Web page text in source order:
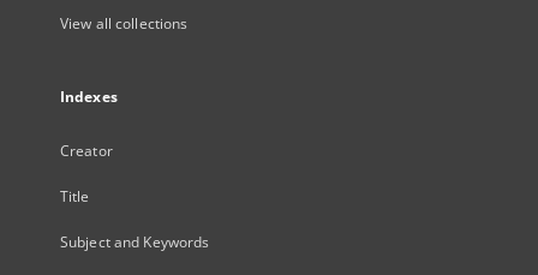
View all collections
Indexes
Creator
Title
Subject and Keywords